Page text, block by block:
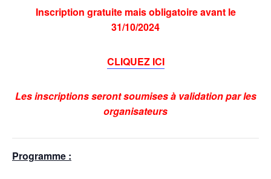
Inscription gratuite mais obligatoire avant le
31/10/2024
CLIQUEZ ICI
Les inscriptions seront soumises à validation par les
organisateurs
Programme :